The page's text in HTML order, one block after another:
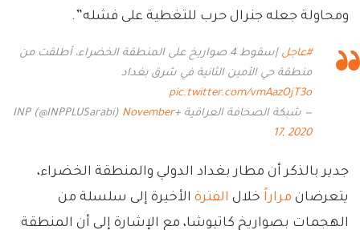
ومحاولة جعله جنرال حرب للتغطية على فشله”.
#عاجل
|سقوط 4 صواريخ على المنطقة الخضراء، أطلقت من
منطقة حي الأمين الثانية في شرق بغداد
pic.twitter.com/vmAazOjT3o
— شبكة الصحافة العراقية +INP (@INPPLUSarabi)November
17, 2020
جدير بالذكر أن مطار بغداد الدولي والمنطقة الخضراء،
يتعرضان مراراً خلال الفترة الأخيرة إلى سلسلة من
الهجمات بصواريخ كاتيوشا، مع الإشارة إلى أن المنطقة